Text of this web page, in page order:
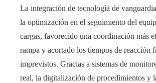
La integración de tecnología de
la optimización en el seguimiento del
cargas, favorecido una coordinación más
rampa y acortado los tiempos de reacción
imprevistos. Gracias a sistemas de
real, la digitalización de procedimientos y